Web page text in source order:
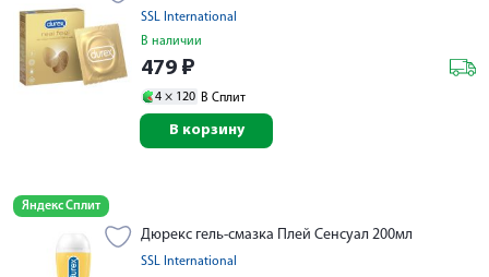
SSL International
В наличии
479 ₽
4 × 120 В Сплит
В корзину
Яндекс Сплит
Дюрекс гель-смазка Плей Сенсуал 200мл
SSL International